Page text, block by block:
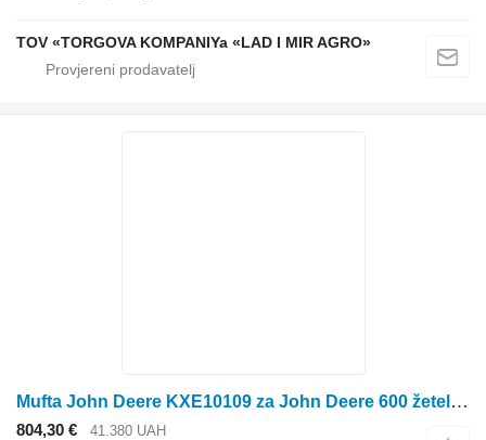
TOV «TORGOVA KOMPANIYa «LAD I MIR AGRO»
Mufta John Deere KXE10109 za John Deere 600 žetelice za kukuruz
804,30 € 41.380 UAH